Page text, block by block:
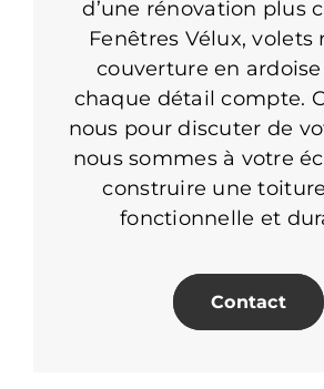
d’une rénovation plus
Fenêtres Vélux, volets
couverture en
chaque détail compte.
nous pour discuter de
nous sommes à votre
construire une
fonctionnelle et
Contact